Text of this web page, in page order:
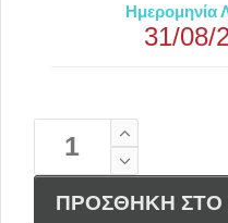
Ημερομηνία
31/08/
ΠΡΟΣΘΗΚΗ ΣΤΟ